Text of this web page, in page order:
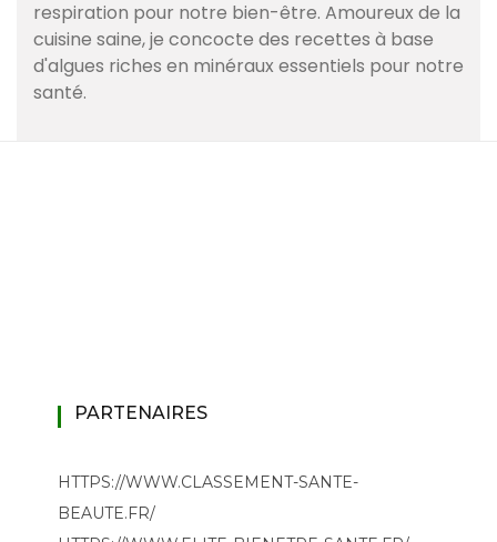
respiration pour notre bien-être. Amoureux de la
cuisine saine, je concocte des recettes à base
d'algues riches en minéraux essentiels pour notre
santé.
PARTENAIRES
HTTPS://WWW.CLASSEMENT-SANTE-
BEAUTE.FR/